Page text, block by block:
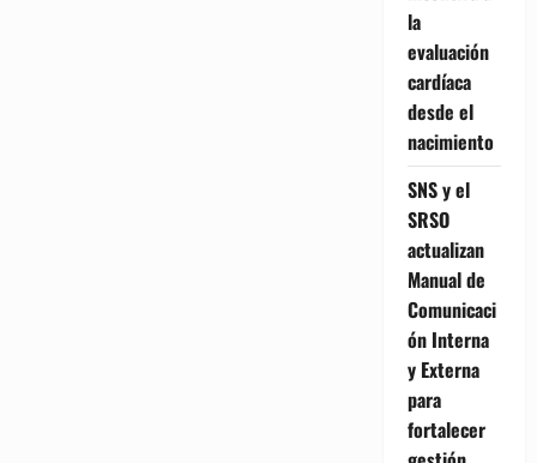
la
evaluación
cardíaca
desde el
nacimiento
SNS y el
SRSO
actualizan
Manual de
Comunicaci
ón Interna
y Externa
para
fortalecer